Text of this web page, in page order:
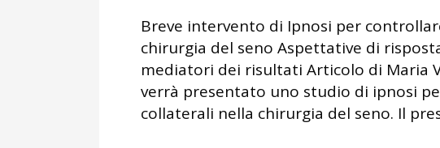
Breve intervento di Ipnosi per
chirurgia del seno Aspettative di
mediatori dei risultati Articolo di Maria
verrà presentato uno studio di ipnosi
collaterali nella chirurgia del seno. Il